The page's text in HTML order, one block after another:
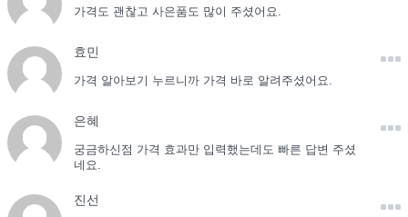
가격도 괜찮고 사은품도 많이 주셨어요.
효민
가격 알아보기 누르니까 가격 바로 알려주셨어요.
은혜
궁금하신점 가격 효과만 입력했는데도 빠른 답변 주셨
네요.
진선